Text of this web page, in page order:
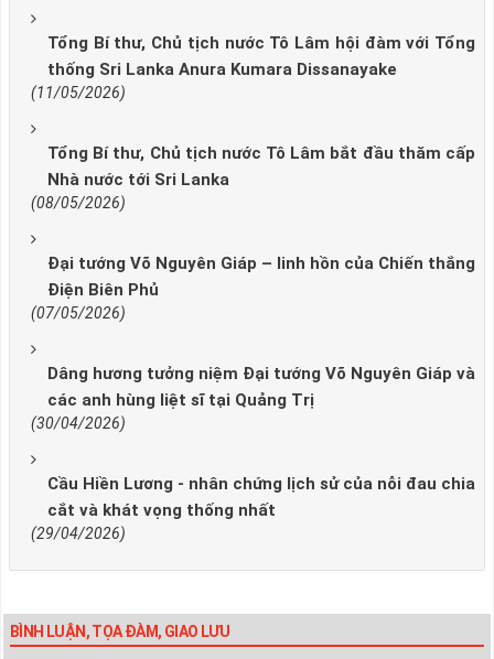
Tổng Bí thư, Chủ tịch nước Tô Lâm hội đàm với Tổng
thống Sri Lanka Anura Kumara Dissanayake
(11/05/2026)
Tổng Bí thư, Chủ tịch nước Tô Lâm bắt đầu thăm cấp
Nhà nước tới Sri Lanka
(08/05/2026)
Đại tướng Võ Nguyên Giáp – linh hồn của Chiến thắng
Điện Biên Phủ
(07/05/2026)
Dâng hương tưởng niệm Đại tướng Võ Nguyên Giáp và
các anh hùng liệt sĩ tại Quảng Trị
(30/04/2026)
Cầu Hiền Lương - nhân chứng lịch sử của nỗi đau chia
cắt và khát vọng thống nhất
(29/04/2026)
BÌNH LUẬN, TỌA ĐÀM, GIAO LƯU